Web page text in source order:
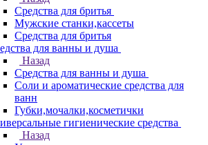
Средства для бритья
Мужские станки,кассеты
Средства для бритья
для ванны и душа
Назад
Средства для ванны и душа
Соли и ароматические средства для
ванн
Губки,мочалки,косметички
гигиенические средства
Назад